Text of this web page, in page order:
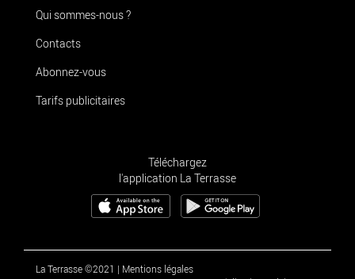
Qui sommes-nous ?
Contacts
Abonnez-vous
Tarifs publicitaires
Téléchargez
l'application La Terrasse
La Terrasse ©2021 | Mentions légales